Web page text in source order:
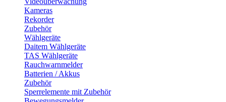
Kameras
Rekorder
Zubehör
Wählgeräte
Daitem Wählgeräte
TAS Wählgeräte
Rauchwarnmelder
Batterien / Akkus
Zubehör
Sperrelemente mit Zubehör